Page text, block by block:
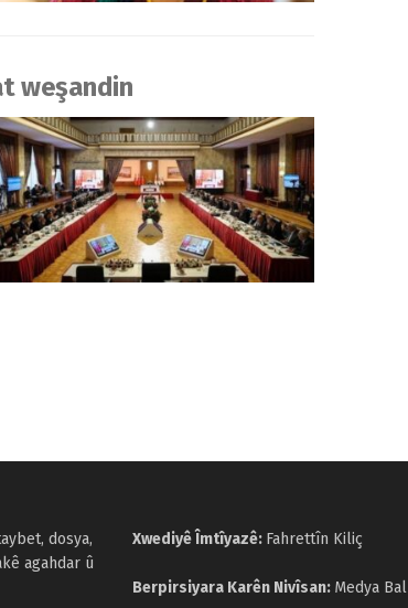
weşandin
dosya,
agahdar û
Xwediyê Îmtîyazê: Fahrettîn Kiliç
Berpirsiyara Karên Nivîsan: Medya Bal